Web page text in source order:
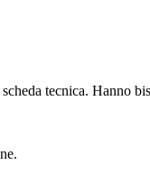
tecnica.